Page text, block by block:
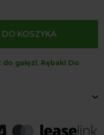
KOSZYKA
do gałęzi, Rębaki Do